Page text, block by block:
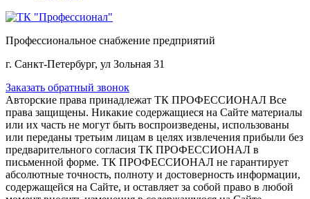
Профессиональное снабжение предприятий
г. Санкт-Петербург, ул Зольная 31
Заказать обратный звонок
Авторские права принадлежат ТК ПРОФЕССИОНАЛ Все
права защищены. Никакие содержащиеся на Сайте материалы
или их часть не могут быть воспроизведены, использованы
или переданы третьим лицам в целях извлечения прибыли без
предварительного согласия ТК ПРОФЕССИОНАЛ в
письменной форме. ТК ПРОФЕССИОНАЛ не гарантирует
абсолютные точность, полноту и достоверность информации,
содержащейся на Сайте, и оставляет за собой право в любой